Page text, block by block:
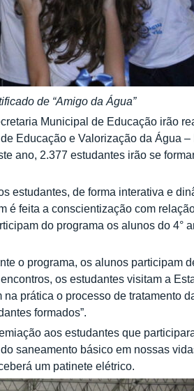
de “Amigo da Água”
Municipal de Educação irão
Educação e Valorização da Água –
ano, 2.377 estudantes irão se
estudantes, de forma interativa e
é feita a conscientização com
do programa os alunos do 4°
o programa, os alunos participam
os estudantes visitam a
prática o processo de tratamento
formados”.
aos estudantes que
saneamento básico em nossas
um patinete elétrico.